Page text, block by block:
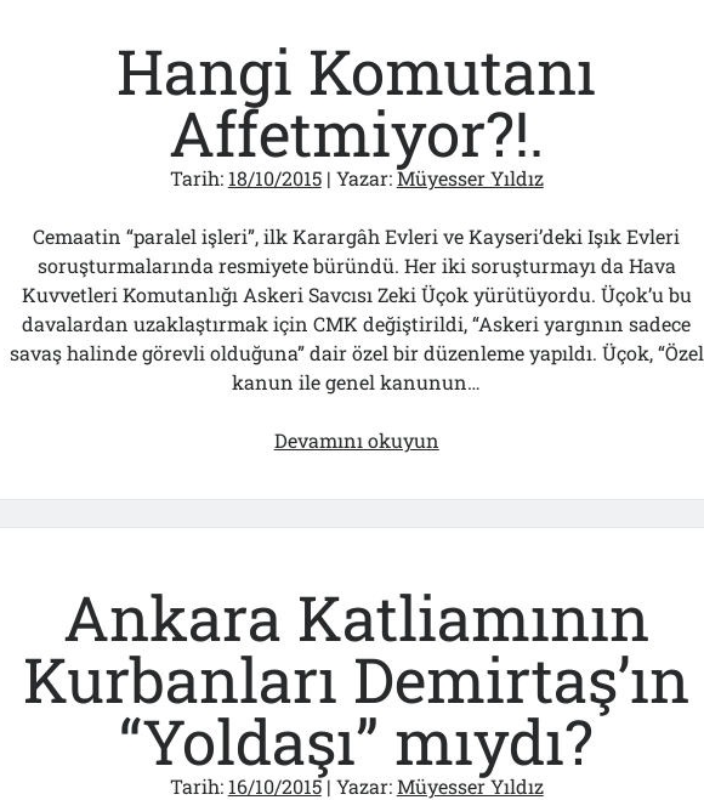
“Pigment”
Bombası!..
Hangi Komutanı
Affetmiyor?!.
Tarih: 18/10/2015| Yazar:Müyesser Yıldız
Cemaatin “paralel işleri”, ilk Karargâh Evleri ve Kayseri’deki Işık Evleri
soruşturmalarında resmiyete büründü. Her iki soruşturmayı da Hava
Kuvvetleri Komutanlığı Askeri Savcısı Zeki Üçok yürütüyordu. Üçok’u bu
davalardan uzaklaştırmak için CMK değiştirildi, “Askeri yargının sadece
savaş halinde görevli olduğuna” dair özel bir düzenleme yapıldı. Üçok, “Özel
kanun ile genel kanunun…
Devamını okuyun
Ankara Katliamının
Kurbanları Demirtaş’ın
“Yoldaşı” mıydı?
Tarih: 16/10/2015| Yazar:Müyesser Yıldız